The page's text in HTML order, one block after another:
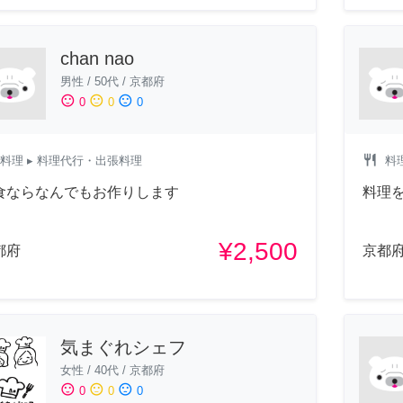
chan nao
男性 / 50代 / 京都府
sentiment_satisfied 0 sentiment_neutral 0 sentiment_dissatisfied 0
料理 ▸ 料理代行・出張料理
ならなんでもお作りします
府 ¥2,500
restaurant 料
料理
京都
気まぐれシェフ
女性 / 40代 / 京都府
sentiment_satisfied 0 sentiment_neutral 0 sentiment_dissatisfied 0